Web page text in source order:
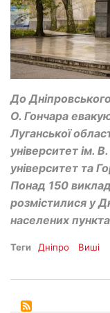
До
О. Гончара
Луганської
університет ім.
університет та
Понад 150
розмістилися у
населених
Теги Дніпро Виші